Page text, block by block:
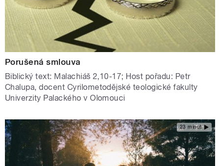
Porušená smlouva
Biblický text: Malachiáš 2,10-17; Host pořadu: Petr
Chalupa, docent Cyrilometodějské teologické fakulty
Univerzity Palackého v Olomouci
23 minut